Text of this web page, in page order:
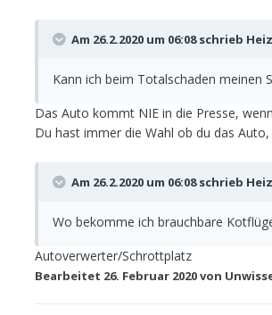
Am 26.2.2020 um 06:08 schrieb
Kann ich beim Totalschaden meinen
Das Auto kommt NIE in die Presse,
Du hast immer die Wahl ob du das
Am 26.2.2020 um 06:08 schrieb
Wo bekomme ich brauchbare
Autoverwerter/Schrottplatz
Bearbeitet 26. Februar 2020von